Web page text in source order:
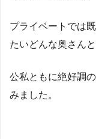
プライベートでは
たいどんな奥さん
公私ともに絶好調
みました。